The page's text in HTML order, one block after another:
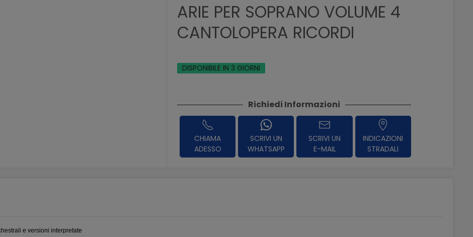
ARIE PER SOPRANO VOLUME 4
CANTOLOPERA RICORDI
DISPONIBILE IN 3 GIORNI
Richiedi Informazioni
CHIAMA
ADESSO
SCRIVI UN
WHATSAPP
SCRIVI UN
E-MAIL
INDICAZIONI
STRADALI
e versioni interpretate